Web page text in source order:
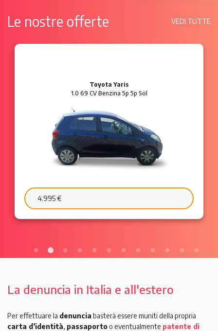
Le nostre offerte VEDI TUTTE
Ford Ka
1.2 8V 69 CV Benzina 3p Plus
6.595 €
La denuncia in Italia e all'estero
Per effettuare la denuncia basterà essere muniti della propria
carta d’identità, passaportoo eventualmente patente di